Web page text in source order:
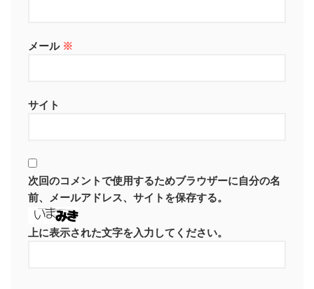
メール ※
サイト
次回のコメントで使用するためブラウザーに自分の名
前、メールアドレス、サイトを保存する。
上に表示された文字を入力してください。